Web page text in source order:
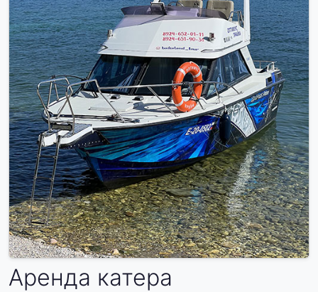
Аренда катера